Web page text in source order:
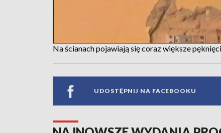
Na ścianach pojawiają się coraz większe
UDOSTĘPNIJ NA FACEBOOKU